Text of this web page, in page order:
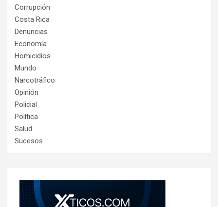
Corrupción
Costa Rica
Denuncias
Economía
Homicidios
Mundo
Narcotráfico
Opinión
Policial
Política
Salud
Sucesos